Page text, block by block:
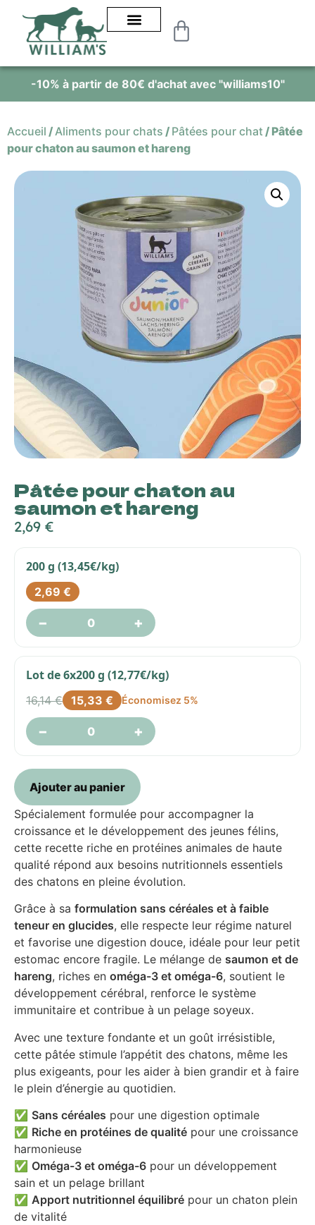
d'achat avec "williams10" Alimentation
Accueil / Aliments pour chats / Pâtées pour chat / Pâtée
pour chaton au saumon et hareng
Pâtée pour chaton au
saumon et hareng
2,69 €
200 g (13,45€/kg)
2,69 €
− +
Lot de 6x200 g (12,77€/kg)
16,14€ 15,33 € Économisez 5%
− +
Ajouter au panier
Spécialement formulée pour accompagner la
croissance et le développement des jeunes félins,
cette recette riche en protéines animales de haute
qualité répond aux besoins nutritionnels essentiels
des chatons en pleine évolution.
Grâce à sa formulation sans céréales et à faible
teneur en glucides, elle respecte leur régime naturel
et favorise une digestion douce, idéale pour leur petit
estomac encore fragile. Le mélange de saumon et de
hareng, riches en oméga-3 et oméga-6, soutient le
développement cérébral, renforce le système
immunitaire et contribue à un pelage soyeux.
Avec une texture fondante et un goût irrésistible,
cette pâtée stimule l’appétit des chatons, même les
plus exigeants, pour les aider à bien grandir et à faire
le plein d’énergie au quotidien.
✅ Sans céréales pour une digestion optimale
✅ Riche en protéines de qualité pour une croissance
harmonieuse
✅ Oméga-3 et oméga-6 pour un développement
sain et un pelage brillant
✅ Apport nutritionnel équilibré pour un chaton plein
de vitalité